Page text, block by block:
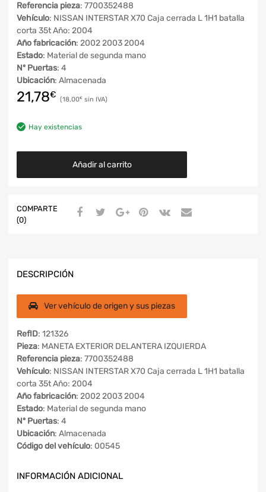
Referencia pieza: 7700352488
Vehículo: NISSAN INTERSTAR X70 Caja cerrada L 1H1 batalla
corta 35t Año: 2004
Año fabricación: 2002 2003 2004
Estado: Material de segunda mano
Nº Puertas: 4
Ubicación: Almacenada
21,78€ 18,00€
Hay existencias
Añadir al carrito
COMPARTE
(0)
DESCRIPCIÓN
Ver vehículo de origen y sus piezas
RefID: 121326
Pieza: MANETA EXTERIOR DELANTERA IZQUIERDA
Referencia pieza: 7700352488
Vehículo: NISSAN INTERSTAR X70 Caja cerrada L 1H1 batalla
corta 35t Año: 2004
Año fabricación: 2002 2003 2004
Estado: Material de segunda mano
Nº Puertas: 4
Ubicación: Almacenada
Código del vehículo: 00545
INFORMACIÓN ADICIONAL